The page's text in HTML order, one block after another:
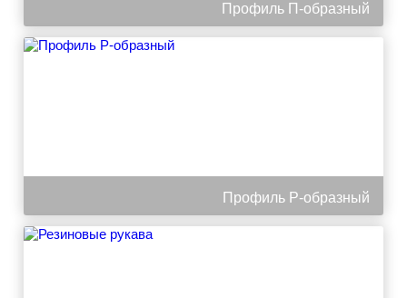
Профиль П-образный
Профиль Р-образный